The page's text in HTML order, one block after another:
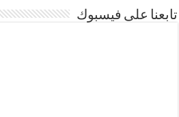
تابعنا على فيسبوك